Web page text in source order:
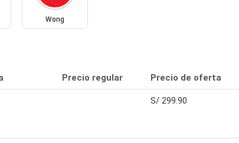
Wong
Precio regular Precio de oferta
S/ 299.90